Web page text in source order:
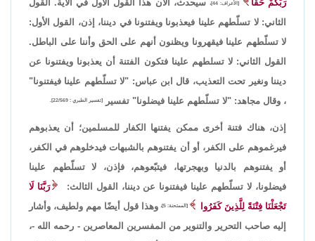
رَبُّكُمْ حَقًّا [الأعراف: 44]،
سيحدث، الآن هذا القول الأول في الآية. القول
الثاني: لا تسلّطهم علينا فيعذبونا ويفتنونا في ديننا، إذن، القول الأول:
لا تسلّطهم علينا فيقهرونا ويظنون أنهم على الحق وأننا على الباطل.
القول الثاني: لا تسلطهم علينا فتكون الفتنة أن يعذبونا ويفتنونا عن
ديننا ونغير تحت التعذيب، قال ابن عباس: "لا تسلّطهم علينا فيفتنونا"
، وقال مجاهد: "لا تسلّطهم علينا فيضلونا" تفسير
[تفسير الطبري : 22/569].
إذن، هناك فتنة أخرى ممكن يفتنها الكفار للمسلمين؛ أن يعذبوهم
فيرغموهم على الكفر، أو أن يفتنوهم بالشبهات فيدخلوهم في الكفر،
أو يفتنوهم بالدنيا وبهجرتها، فيتبّعوهم، فإذن، لا تسلّطهم علينا
فيضلونا، لا تسلّطهم علينا فيفتنونا عن ديننا، القول الثالث:
رَبَّنَا لَا
تَجْعَلْنَا فِتْنَةً لِلَّذِينَ كَفَرُوا
[الممتحنة: 5]،
وهذا قول أيضًا مهم ولطيف، وأشار
إليه صاحب التحرير والتنوير من المفسرين المعاصرين - رحمه الله -،